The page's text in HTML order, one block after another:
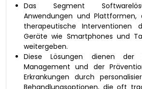
Das Segment
Anwendungen und Plattformen,
therapeutische Interventionen
Geräte wie Smartphones und
weitergeben.
Diese Lösungen dienen der
Management und der
Erkrankungen durch
Behandlungsoptionen, die oft